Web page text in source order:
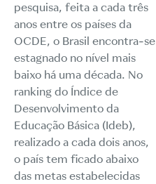
pesquisa, feita a cada três
anos entre os países da
OCDE, o Brasil encontra-se
estagnado no nível mais
baixo há uma década. No
ranking do Índice de
Desenvolvimento da
Educação Básica (Ideb),
realizado a cada dois anos,
o país tem ficado abaixo
das metas estabelecidas